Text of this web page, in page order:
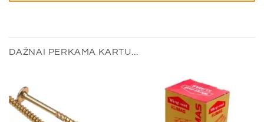
DAŽNAI PERKAMA KARTU...